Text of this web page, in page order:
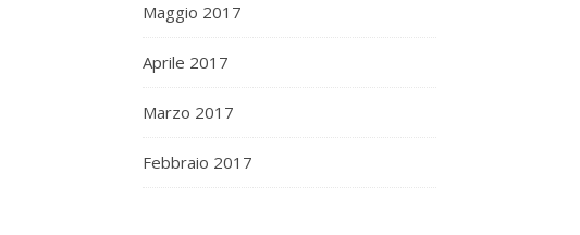
Maggio 2017
Aprile 2017
Marzo 2017
Febbraio 2017